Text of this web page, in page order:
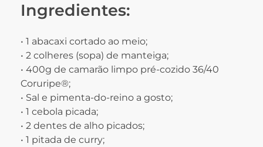
Ingredientes:
• 1 abacaxi cortado ao meio;
• 2 colheres (sopa) de manteiga;
• 400g de camarão limpo pré-cozido 36/40
Coruripe®;
• Sal e pimenta-do-reino a gosto;
• 1 cebola picada;
• 2 dentes de alho picados;
• 1 pitada de curry;